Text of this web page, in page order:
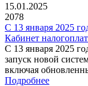
15.01.2025
2078
С 13 января 2025
Кабинет
С 13 января 2025
запуск новой
включая
Подробнее